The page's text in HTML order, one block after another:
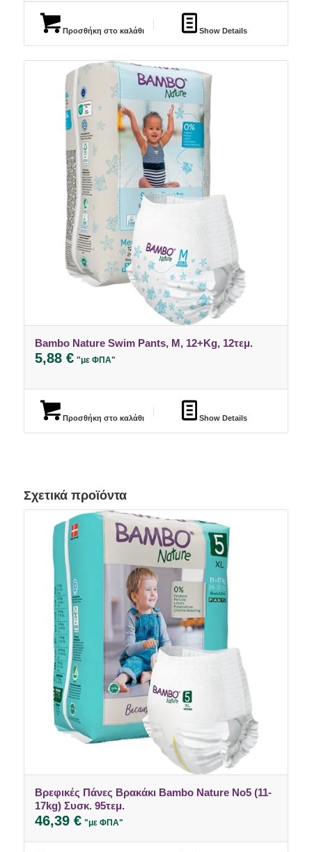
Προσθήκη στο καλάθι Show Details
Bambo Nature Swim Pants, M, 12+Kg, 12τεμ.
5,88 € "με ΦΠΑ"
Προσθήκη στο καλάθι Show Details
Σχετικά προϊόντα
5.00
Βρεφικές Πάνες Βρακάκι Bambo Nature Νο5 (11-
17kg) Συσκ. 95τεμ.
46,39 € "με ΦΠΑ"